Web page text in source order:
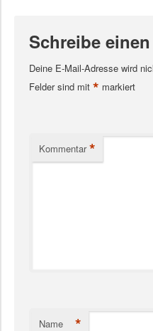
Schreibe
Deine E-Mail-Adresse wird
Felder sind mit * markiert
Kommentar *
Name *